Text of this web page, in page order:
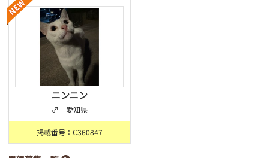
ニンニン
♂ 愛知県
掲載番号：C360847